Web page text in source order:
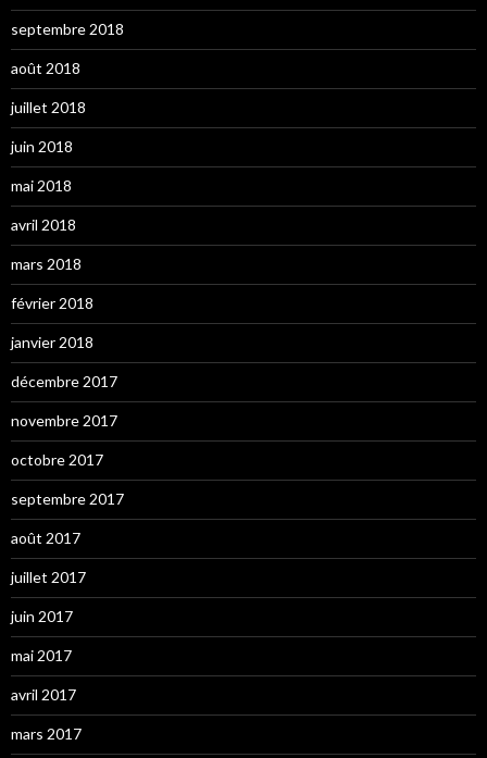
septembre 2018
août 2018
juillet 2018
juin 2018
mai 2018
avril 2018
mars 2018
février 2018
janvier 2018
décembre 2017
novembre 2017
octobre 2017
septembre 2017
août 2017
juillet 2017
juin 2017
mai 2017
avril 2017
mars 2017